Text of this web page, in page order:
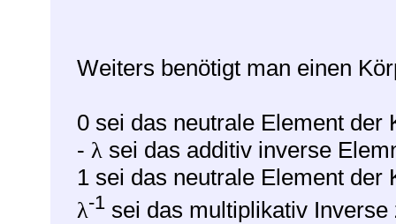
Weiters benötigt man einen
0 sei das neutrale Element der
- λsei das additiv inverse
1 sei das neutrale Element der
λ-1sei das multiplikativ